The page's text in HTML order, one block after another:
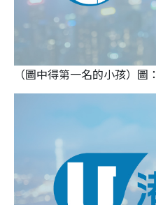
（圖中得第一名的小孩）圖：